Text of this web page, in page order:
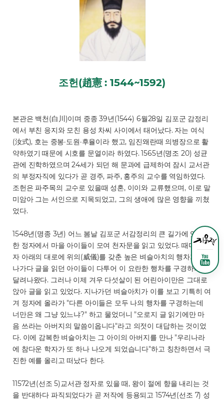
조헌(趙憲 : 1544~1592)
본관은 백천(白川)이며 중종 39년(1544) 6월28일 김포군 감정리
에서 부친 응지와 모친 용성 차씨 사이에서 태어났다. 자는 여식
(汝式), 호는 중봉·도원·후율이라 했고, 임진왜란때 의병장으로 활
약하였기 때문에 시호를 문열이라 하였다. 1565년(명조 20) 성균
관에 진학하였으며 24세가 되던 해 문과에 급제하여 잠시 교서관
의 부정자직에 있다가 곧 경주, 파주, 홍주의 교수를 역임하였다.
조헌은 파주목의 교수로 있을때 성혼, 이이와 교류했으며, 이로 말
미암아 그는 서인으로 지목되었고, 그의 생애에 많은 영향을 끼쳤
었다.
1548년(명종 3년) 어느 봄날 김포군 서감정리의 큰 길가에 있는
한 정자에서 마을 아이들이 모여 천자문을 읽고 있었다. 때마침 정
자 아래의 대로에 위의(威儀)를 갖춘 높은 벼슬아치의 행차가 지
나가다 글을 읽던 아이들이 다투어 이 요란한 행차를 구경하려고
달려나왔다. 그러나 이제 겨우 다섯살이 된 어린아이만은 그대로
앉아 글을 읽고 있었다. 지나가던 벼슬아치가 이를 보고 기특히 여
겨 정자에 올라가 "다른 아이들은 모두 나의 행차를 구경하는데
너만은 왜 그냥 있느냐?" 하고 물었더니 "오로지 글 읽기에만 마
음 쓰라는 아버지의 말씀이옵니다"라고 의젓이 대답하는 것이었
다. 이에 감복한 벼슬아치는 그 아이의 아버지를 만나 "우리나라
에 참다운 학자가 또 하나 나오게 되었습니다"하고 칭찬하면서 극
진한 예를 올리고 떠났다 한다.
11572년(선조 5)교서관 정자로 있을 때, 왕이 절에 향을 내리는 것
을 반대하다 파직되었다가 곧 저작에 등용되고 1574년(선조 7) 성